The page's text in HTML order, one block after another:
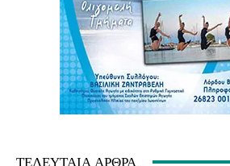
ΤΕΛΕΥΤΑΊΑ ΆΡΘΡΑ